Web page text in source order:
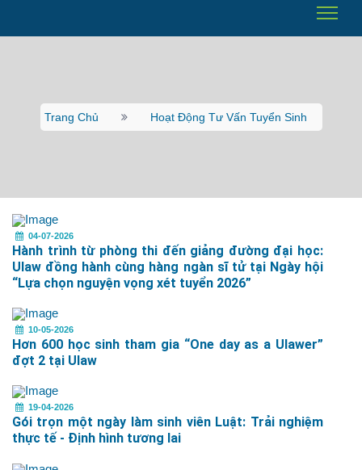
Trang Chủ Hoạt Động Tư Vấn Tuyển Sinh
04-07-2026
Hành trình từ phòng thi đến giảng đường đại học:
Ulaw đồng hành cùng hàng ngàn sĩ tử tại Ngày hội
“Lựa chọn nguyện vọng xét tuyển 2026”
10-05-2026
Hơn 600 học sinh tham gia “One day as a Ulawer”
đợt 2 tại Ulaw
19-04-2026
Gói trọn một ngày làm sinh viên Luật: Trải nghiệm
thực tế - Định hình tương lai